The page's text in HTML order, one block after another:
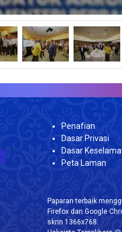
Penafian
Dasar Privasi
Dasar
Peta Laman
Paparan terbaik
Firefox dan Google
skrin 1366x768.